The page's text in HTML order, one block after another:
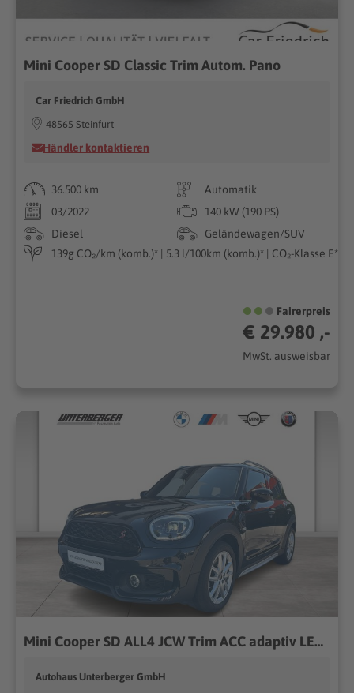
Mini Cooper SD Classic Trim Autom. Pano
Car Friedrich GmbH
48565 Steinfurt
Händler kontaktieren
36.500 km
Automatik
03/2022
140 kW (190 PS)
Diesel
Geländewagen/SUV
139g CO₂/km (komb.)* | 5.3 l/100km (komb.)* | CO₂-Klasse E*
Fairerpreis
€ 29.980 ,-
MwSt. ausweisbar
Mini Cooper SD ALL4 JCW Trim ACC adaptiv LED Lenkradheizung
Autohaus Unterberger GmbH